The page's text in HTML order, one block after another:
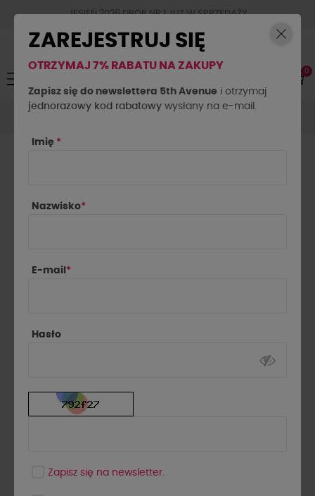
JESIEŃ 2026 DROP NR.1 JUZ W SPRZEDAŻY
Toggle
navigation
☰ 0
Spódnice Spódnice
Spódnica sznurowana La Milla
ZAREJESTRUJ SIĘ
OTRZYMAJ 7% RABATU NA ZAKUPY
Zapisz się do newslettera 5th Avenue i otrzymaj
jednorazowy kod rabatowy wysłany na e-mail.
Imię *
Nazwisko*
E-mail *
Hasło
Zapisz się na newsletter.